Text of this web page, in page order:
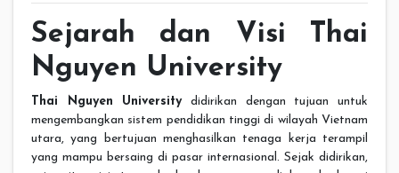
Sejarah dan Visi Thai
Nguyen University
Thai Nguyen Universitydidirikan dengan tujuan untuk
mengembangkan sistem pendidikan tinggi di wilayah Vietnam
utara, yang bertujuan menghasilkan tenaga kerja terampil
yang mampu bersaing di pasar internasional. Sejak didirikan,